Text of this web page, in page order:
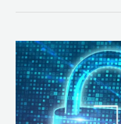
Prática:
Desenvolvimento,
Segurança
e
Operações